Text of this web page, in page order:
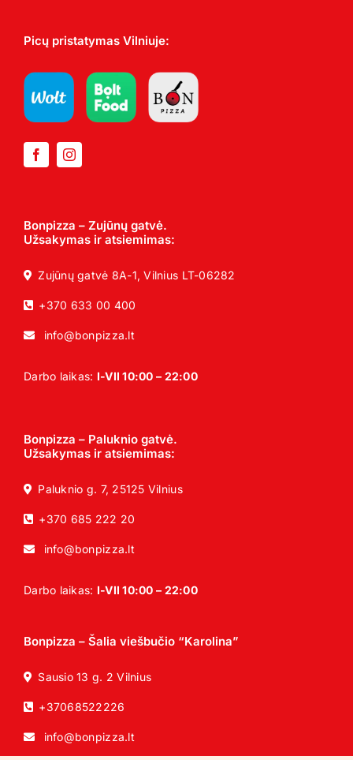
Picų pristatymas Vilniuje:
Bonpizza – Zujūnų gatvė.
Užsakymas ir atsiemimas:
Zujūnų gatvė 8A-1, Vilnius LT-06282
+370 633 00 400
info@bonpizza.lt
Darbo laikas: I-VII 10:00 – 22:00
Bonpizza – Paluknio gatvė.
Užsakymas ir atsiemimas:
Paluknio g. 7, 25125 Vilnius
+370 685 222 20
info@bonpizza.lt
Darbo laikas: I-VII 10:00 – 22:00
Bonpizza – Šalia viešbučio “Karolina”
Sausio 13 g. 2 Vilnius
+37068522226
info@bonpizza.lt